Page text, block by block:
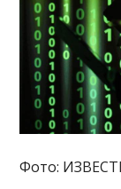
Фото: